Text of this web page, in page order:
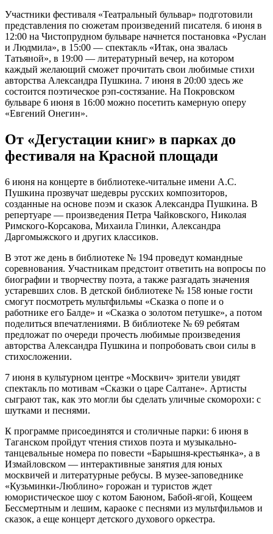
Участники фестиваля «Театральный бульвар» подготовили
представления по сюжетам произведений писателя. 6 июня в
12:00 на Чистопрудном бульваре начнется постановка «Руслан
и Людмила», в 15:00 — спектакль «Итак, она звалась
Татьяной», в 19:00 — литературный вечер, на котором
каждый желающий сможет прочитать свои любимые стихи
авторства Александра Пушкина. 7 июня в 20:00 здесь же
состоится поэтическое рэп-состязание. На Покровском
бульваре 6 июня в 16:00 можно посетить камерную оперу
«Евгений Онегин».
От «Дегустации книг» в парках до
фестиваля на Красной площади
6 июня на концерте в библиотеке-читальне имени А.С.
Пушкина прозвучат шедевры русских композиторов,
созданные на основе поэм и сказок Александра Пушкина. В
репертуаре — произведения Петра Чайковского, Николая
Римского-Корсакова, Михаила Глинки, Александра
Даргомыжского и других классиков.
В этот же день в библиотеке № 194 проведут командные
соревнования. Участникам предстоит ответить на вопросы по
биографии и творчеству поэта, а также разгадать значения
устаревших слов. В детской библиотеке № 158 юные гости
смогут посмотреть мультфильмы «Сказка о попе и о
работнике его Балде» и «Сказка о золотом петушке», а потом
поделиться впечатлениями. В библиотеке № 69 ребятам
предложат по очереди прочесть любимые произведения
авторства Александра Пушкина и попробовать свои силы в
стихосложении.
7 июня в культурном центре «Москвич» зрители увидят
спектакль по мотивам «Сказки о царе Салтане». Артисты
сыграют так, как это могли бы сделать уличные скоморохи: с
шутками и песнями.
К программе присоединятся и столичные парки: 6 июня в
Таганском пройдут чтения стихов поэта и музыкально-
танцевальные номера по повести «Барышня-крестьянка», а в
Измайловском — интерактивные занятия для юных
москвичей и литературные ребусы. В музее-заповеднике
«Кузьминки-Люблино» горожан и туристов ждет
юмористическое шоу с котом Баюном, Бабой-ягой, Кощеем
Бессмертным и лешим, караоке с песнями из мультфильмов и
сказок, а еще концерт детского духового оркестра.